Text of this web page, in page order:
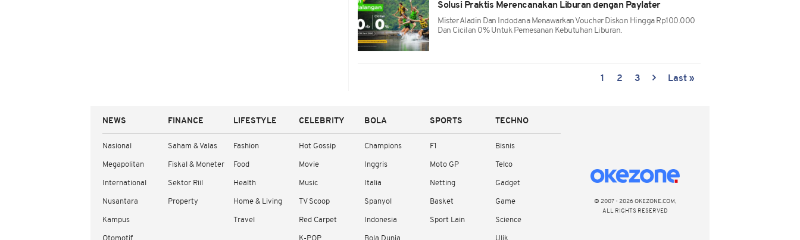
Solusi Praktis Merencanakan Liburan dengan Paylater
Mister Aladin Dan Indodana Menawarkan Voucher Diskon Hingga Rp100.000
Dan Cicilan 0% Untuk Pemesanan Kebutuhan Liburan.
1 2 3 Last »
NEWS
Nasional
Megapolitan
International
Nusantara
Kampus
FINANCE
Saham & Valas
Fiskal & Moneter
Sektor Riil
Property
LIFESTYLE
Fashion
Food
Health
Home & Living
Travel
CELEBRITY
Hot Gossip
Movie
Music
TV Scoop
Red Carpet
BOLA
Champions
Inggris
Italia
Spanyol
Indonesia
SPORTS
F1
Moto GP
Netting
Basket
Sport Lain
TECHNO
Bisnis
Telco
Gadget
Game
Science
© 2007 - 2026 OKEZONE.COM,
ALL RIGHTS RESERVED